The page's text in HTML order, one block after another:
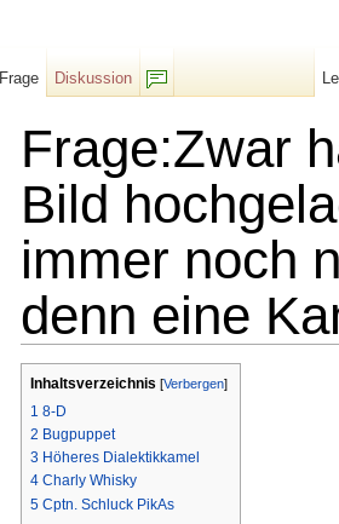
Frage:Zwar
Bild
immer noch
denn eine
Inhaltsverzeichnis [Verbergen]
1 8-D
2 Bugpuppet
3 Höheres Dialektikkamel
4 Charly Whisky
5 Cptn. Schluck PikAs
Frage
Diskussion